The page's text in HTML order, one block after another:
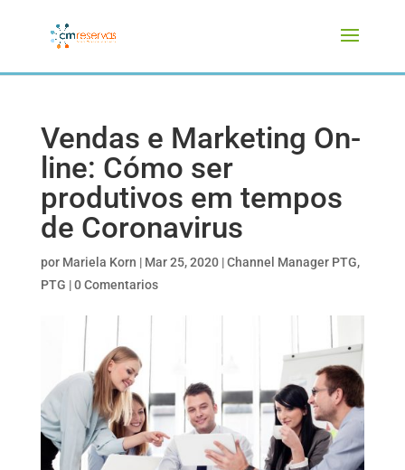
Vendas e Marketing On-
line: Cómo ser
produtivos em tempos
de Coronavirus
por Mariela Korn | Mar 25, 2020|Channel Manager PTG,
PTG |0 Comentarios